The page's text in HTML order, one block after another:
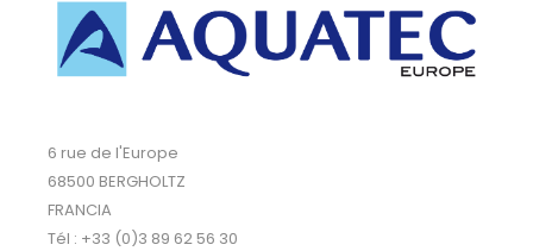
6 rue de l'Europe
68500 BERGHOLTZ
FRANCIA
Tél : +33 (0)3 89 62 56 30